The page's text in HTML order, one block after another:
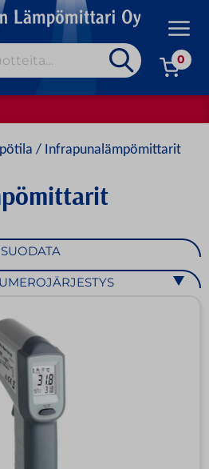
TIETÄÄ
0
/ Infrapunalämpömittarit
SUODATA